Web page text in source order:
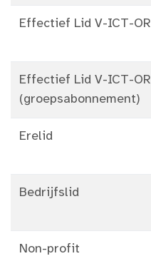
Effectief Lid V-ICT-OR
Effectief Lid V-ICT-OR
(groepsabonnement)
Erelid
Bedrijfslid
Non-profit